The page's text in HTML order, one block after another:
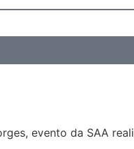
evento da SAA